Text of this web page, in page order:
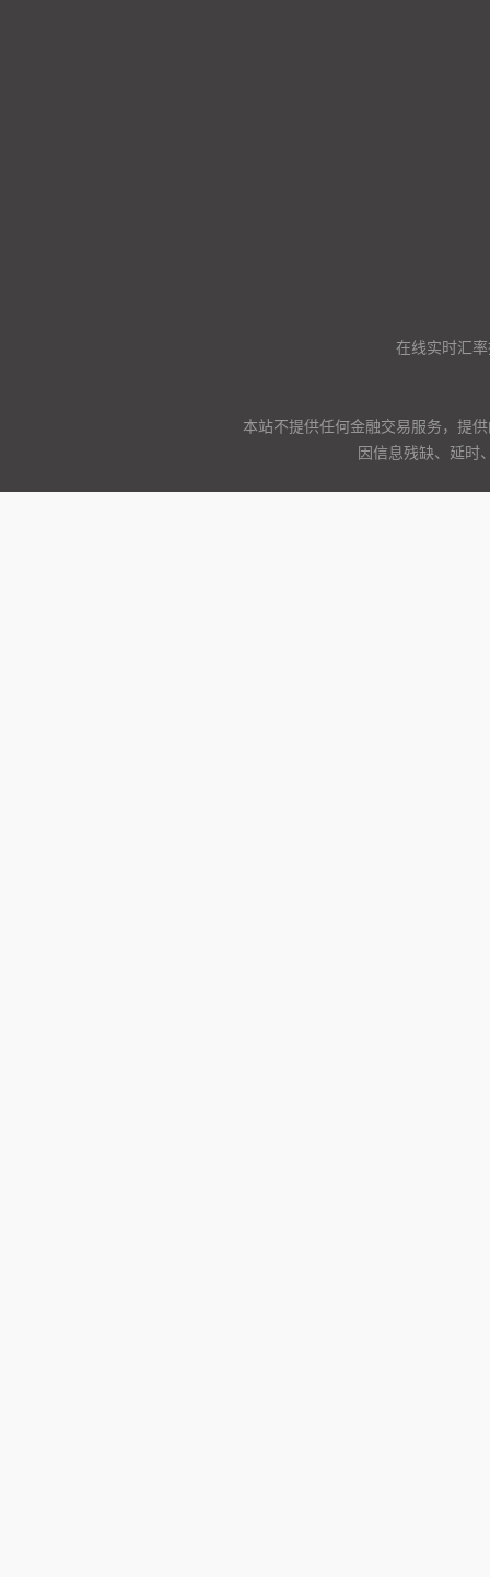
在线实时汇
本站不提供任何金融交易服务，提
因信息残缺、延时